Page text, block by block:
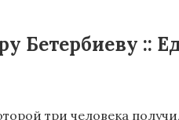
Бетербиеву ::
три человека